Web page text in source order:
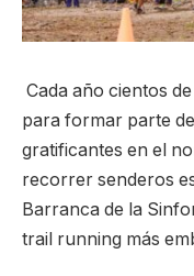
Cada año cientos
para formar parte
gratificantes en el
recorrer senderos
Barranca de la
trail running más